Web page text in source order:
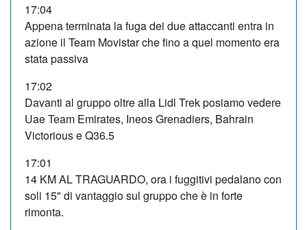
17:04
Appena terminata la fuga dei due attaccanti entra in
azione il Team Movistar che fino a quel momento era
stata passiva
17:02
Davanti al gruppo oltre alla Lidl Trek posiamo vedere
Uae Team Emirates, Ineos Grenadiers, Bahrain
Victorious e Q36.5
17:01
14 KM AL TRAGUARDO, ora i fuggitivi pedalano con
soli 15" di vantaggio sul gruppo che è in forte
rimonta.